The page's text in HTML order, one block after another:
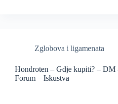
Zglobova i ligamenata
Hondroten – Gdje kupiti? – DM
Forum – Iskustva